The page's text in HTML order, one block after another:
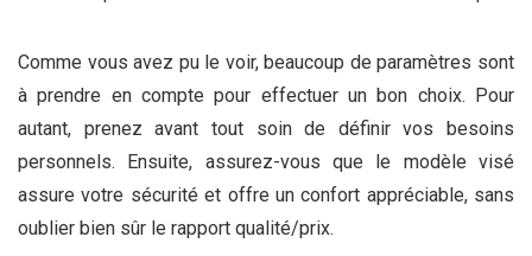
Comme vous avez pu le voir, beaucoup de paramètres sont
à prendre en compte pour effectuer un bon choix. Pour
autant, prenez avant tout soin de définir vos besoins
personnels. Ensuite, assurez-vous que le modèle visé
assure votre sécurité et offre un confort appréciable, sans
oublier bien sûr le rapport qualité/prix.